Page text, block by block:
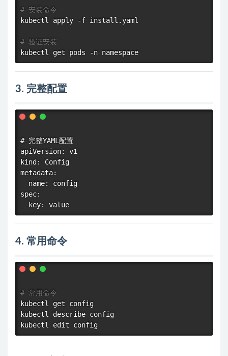
# 安装命令
kubectl apply -f install.yaml
# 验证安装
3. 完整配置
# 完整YAML配置
apiVersion: v1
kind: Config
metadata:
  name: config
spec:
4. 常用命令
# 常用命令
kubectl get config
kubectl describe config